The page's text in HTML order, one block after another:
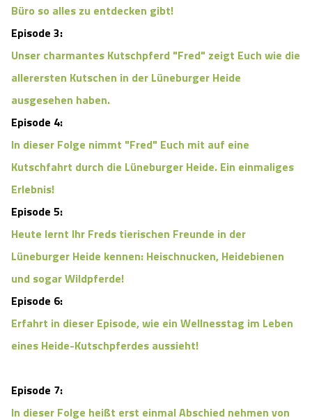
Büro so alles zu entdecken gibt!
Episode 3:
Unser charmantes Kutschpferd "Fred" zeigt Euch wie die
allerersten Kutschen in der Lüneburger Heide
ausgesehen haben.
Episode 4:
In dieser Folge nimmt "Fred" Euch mit auf eine
Kutschfahrt durch die Lüneburger Heide. Ein einmaliges
Erlebnis!
Episode 5:
Heute lernt Ihr Freds tierischen Freunde in der
Lüneburger Heide kennen: Heischnucken, Heidebienen
und sogar Wildpferde!
Episode 6:
Erfahrt in dieser Episode, wie ein Wellnesstag im Leben
eines Heide-Kutschpferdes aussieht!
Episode 7:
In dieser Folge heißt erst einmal Abschied nehmen von